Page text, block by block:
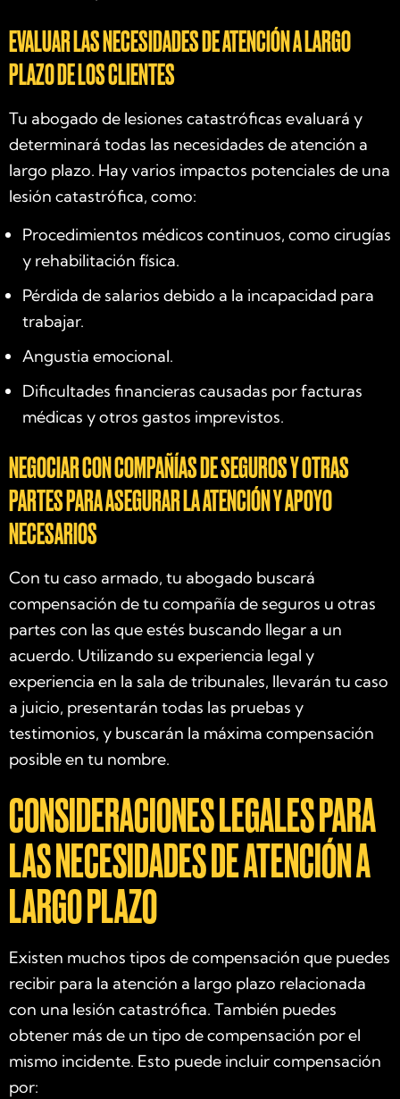
EVALUAR LAS NECESIDADES DE ATENCIÓN A LARGO
PLAZO DE LOS CLIENTES
Tu abogado de lesiones catastróficas evaluará y
determinará todas las necesidades de atención a
largo plazo. Hay varios impactos potenciales de una
lesión catastrófica, como:
Procedimientos médicos continuos, como cirugías
y rehabilitación física.
Pérdida de salarios debido a la incapacidad para
trabajar.
Angustia emocional.
Dificultades financieras causadas por facturas
médicas y otros gastos imprevistos.
NEGOCIAR CON COMPAÑÍAS DE SEGUROS Y OTRAS
PARTES PARA ASEGURAR LA ATENCIÓN Y APOYO
NECESARIOS
Con tu caso armado, tu abogado buscará
compensación de tu compañía de seguros u otras
partes con las que estés buscando llegar a un
acuerdo. Utilizando su experiencia legal y
experiencia en la sala de tribunales, llevarán tu caso
a juicio, presentarán todas las pruebas y
testimonios, y buscarán la máxima compensación
posible en tu nombre.
CONSIDERACIONES LEGALES PARA
LAS NECESIDADES DE ATENCIÓN A
LARGO PLAZO
Existen muchos tipos de compensación que puedes
recibir para la atención a largo plazo relacionada
con una lesión catastrófica. También puedes
obtener más de un tipo de compensación por el
mismo incidente. Esto puede incluir compensación
por: